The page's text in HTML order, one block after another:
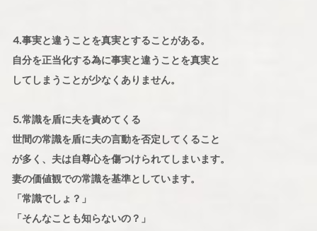
⒋事実と違うことを真実とすることがある。
自分を正当化する為に事実と違うことを真実と
してしまうことが少なくありません。
⒌常識を盾に夫を責めてくる
世間の常識を盾に夫の言動を否定してくること
が多く、夫は自尊心を傷つけられてしまいます。
妻の価値観での常識を基準としています。
「常識でしょ？」
「そんなことも知らないの？」